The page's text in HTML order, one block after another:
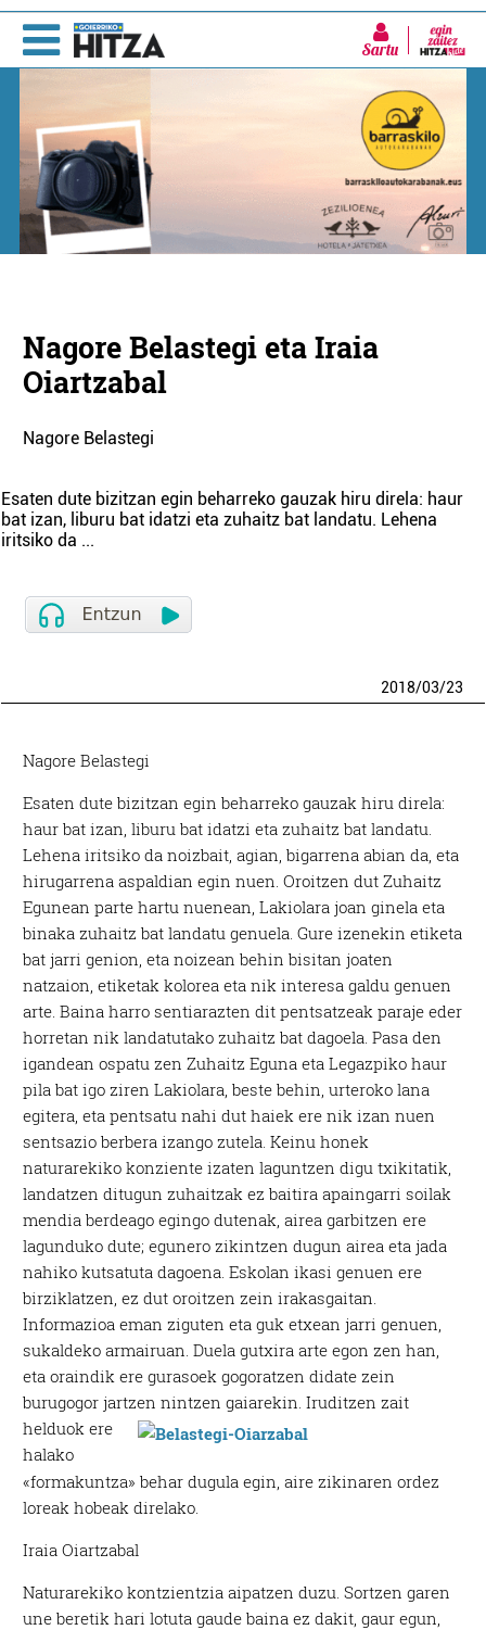
Sartu
Nagore Belastegi eta Iraia
Oiartzabal
Nagore Belastegi
Esaten dute bizitzan egin beharreko gauzak hiru direla: haur
bat izan, liburu bat idatzi eta zuhaitz bat landatu. Lehena
iritsiko da ...
2018/03/23
Nagore Belastegi
Esaten dute bizitzan egin beharreko gauzak hiru direla:
haur bat izan, liburu bat idatzi eta zuhaitz bat landatu.
Lehena iritsiko da noizbait, agian, bigarrena abian da, eta
hirugarrena aspaldian egin nuen. Oroitzen dut Zuhaitz
Egunean parte hartu nuenean, Lakiolara joan ginela eta
binaka zuhaitz bat landatu genuela. Gure izenekin etiketa
bat jarri genion, eta noizean behin bisitan joaten
natzaion, etiketak kolorea eta nik interesa galdu genuen
arte. Baina harro sentiarazten dit pentsatzeak paraje eder
horretan nik landatutako zuhaitz bat dagoela. Pasa den
igandean ospatu zen Zuhaitz Eguna eta Legazpiko haur
pila bat igo ziren Lakiolara, beste behin, urteroko lana
egitera, eta pentsatu nahi dut haiek ere nik izan nuen
sentsazio berbera izango zutela. Keinu honek
naturarekiko konziente izaten laguntzen digu txikitatik,
landatzen ditugun zuhaitzak ez baitira apaingarri soilak
mendia berdeago egingo dutenak, airea garbitzen ere
lagunduko dute; egunero zikintzen dugun airea eta jada
nahiko kutsatuta dagoena. Eskolan ikasi genuen ere
birziklatzen, ez dut oroitzen zein irakasgaitan.
Informazioa eman ziguten eta guk etxean jarri genuen,
sukaldeko armairuan. Duela gutxira arte egon zen han,
eta oraindik ere gurasoek gogoratzen didate zein
burugogor jartzen nintzen gaiarekin.Iruditzen zait
helduok ere
halako
«formakuntza» behar dugula egin, aire zikinaren ordez
loreak hobeak direlako.
Iraia Oiartzabal
Naturarekiko kontzientzia aipatzen duzu. Sortzen garen
une beretik hari lotuta gaude baina ez dakit, gaur egun,